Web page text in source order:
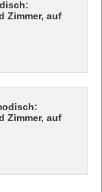
Zimmer, auf
Zimmer, auf